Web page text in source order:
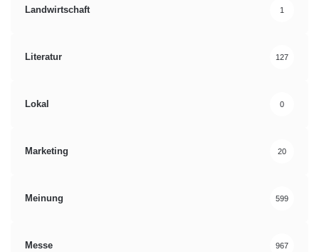
Landwirtschaft 1
Literatur 127
Lokal 0
Marketing 20
Meinung 599
Messe 967